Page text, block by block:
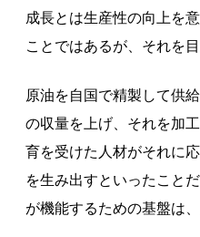
成長とは生産性の向上を
ことではあるが、それを
原油を自国で精製して供
の収量を上げ、それを加
育を受けた人材がそれに
を生み出すといったこと
が機能するための基盤は